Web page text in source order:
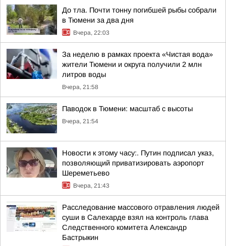
До тла. Почти тонну погибшей рыбы собрали
в Тюмени за два дня
Вчера, 22:03
За неделю в рамках проекта «Чистая вода»
жители Тюмени и округа получили 2 млн
литров воды
Вчера, 21:58
Паводок в Тюмени: масштаб с высоты
Вчера, 21:54
Новости к этому часу:. Путин подписал указ,
позволяющий приватизировать аэропорт
Шереметьево
Вчера, 21:43
Расследование массового отравления людей
суши в Салехарде взял на контроль глава
Следственного комитета Александр
Бастрыкин